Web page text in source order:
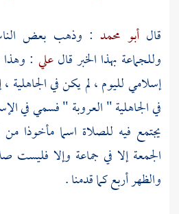
قالأبو محمد : وذهب بعض
وللجماعة بهذا الخبر قالعلي :
إسلامي لليوم ، لم يكن في الجاهلية
في الجاهلية " العروبة " فسمي في
يجتمع فيه للصلاة اسما مأخوذا
الجمعة إلا في جماعة وإلا فليست
والظهر أربع كما قدمنا .